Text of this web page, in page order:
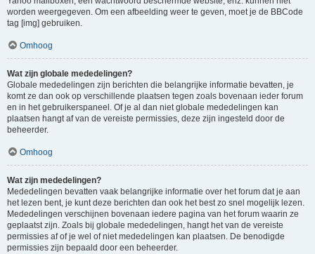
worden weergegeven. Om een afbeelding weer te geven, moet je de BBCode
tag [img] gebruiken.
Omhoog
Wat zijn globale mededelingen?
Globale mededelingen zijn berichten die belangrijke informatie bevatten, je
komt ze dan ook op verschillende plaatsen tegen zoals bovenaan ieder forum
en in het gebruikerspaneel. Of je al dan niet globale mededelingen kan
plaatsen hangt af van de vereiste permissies, deze zijn ingesteld door de
beheerder.
Omhoog
Wat zijn mededelingen?
Mededelingen bevatten vaak belangrijke informatie over het forum dat je aan
het lezen bent, je kunt deze berichten dan ook het best zo snel mogelijk lezen.
Mededelingen verschijnen bovenaan iedere pagina van het forum waarin ze
geplaatst zijn. Zoals bij globale mededelingen, hangt het van de vereiste
permissies af of je wel of niet mededelingen kan plaatsen. De benodigde
permissies zijn bepaald door een beheerder.